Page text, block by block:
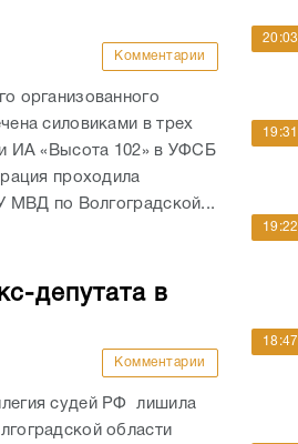
Комментарии
организованного
силовиками в трех
ИА «Высота 102» в УФСБ
проходила
МВД по Волгоградской...
депутата в
Комментарии
судей РФ лишила
области
20:03
19:31
19:22
18:47